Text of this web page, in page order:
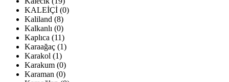
KALEİÇİ (0)
Kaliland (8)
Kalkanlı (0)
Kaplıca (11)
Karaağaç (1)
Karakol (1)
Karakum (0)
Karaman (0)